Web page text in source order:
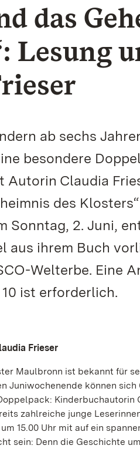
das
Lesung
ab sechs
besondere
Autorin Claudia
des
Sonntag, 2. Juni,
aus ihrem Buch
Welterbe. Eine
ist erforderlich.
Frieser
Maulbronn ist bekannt für
Juniwochenende können
Kinderbuchautorin
zahlreiche junge
15.00 Uhr mit auf ein
sein: Denn die Geschichte